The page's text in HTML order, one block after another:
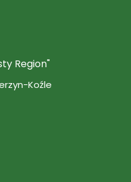
Region"
Koźle